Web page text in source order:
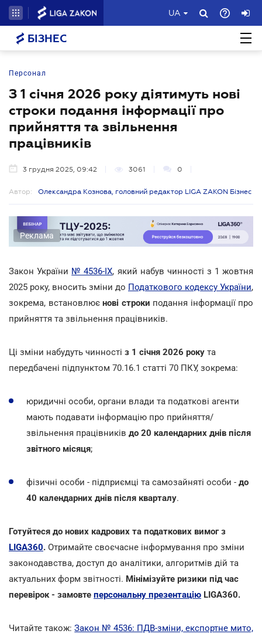
UA
БІЗНЕС
Персонал
З 1 січня 2026 року діятимуть нові
строки подання інформації про
прийняття та звільнення
працівників
3 грудня 2025, 09:42 3061 0
Автор: Олександра Кознова, головний редактор LIGA ZAKON Бізнес
Реклама
Закон України № 4536-IX, який набув чинності з 1 жовтня
2025 року, вносить зміни до Податкового кодексу України,
зокрема, встановлює нові строки подання інформації про
прийняття та звільнення працівників.
Ці зміни набудуть чинності з 1 січня 2026 року та
передбачені підпунктом 70.16.1 статті 70 ПКУ, зокрема:
юридичні особи, органи влади та податкові агенти
мають подавати інформацію про прийняття/
звільнення працівників до 20 календарних днів після
звітного місяця;
фізичні особи - підприємці та самозайняті особи - до
40 календарних днів після кварталу.
Готуйтеся до нових кадрових та податкових вимог з
LIGA360. Отримайте своєчасне інформування про зміни
законодавства, доступ до аналітики, алгоритмів дій та
актуальних форм звітності. Мінімізуйте ризики під час
перевірок - замовте персональну презентацію LIGA360.
Читайте також:Закон № 4536: ПДВ-зміни, експортне мито,